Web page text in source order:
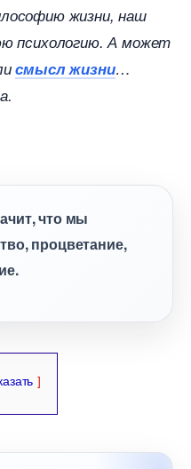
жизни, наш
психологию. А может
смысл жизни
что мы
процветание,